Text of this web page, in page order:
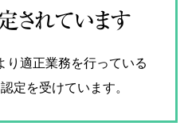
されています
り適正業務を行っている
定を受けています。